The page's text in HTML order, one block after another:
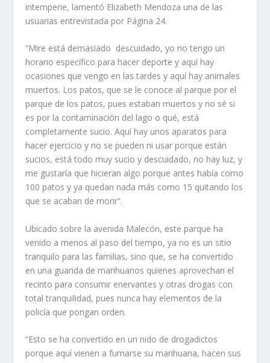
intemperie, lamentó Elizabeth Mendoza una de las
usuarias entrevistada por Página 24.
“Mire está demasiado descuidado, yo no tengo un
horario específico para hacer deporte y aquí hay
ocasiones que vengo en las tardes y aquí hay animales
muertos. Los patos, que se le conoce al parque por el
parque de los patos, pues estaban muertos y no sé si
es por la contaminación del lago o qué, está
completamente sucio. Aquí hay unos aparatos para
hacer ejercicio y no se pueden ni usar porque están
sucios, está todo muy sucio y descuidado, no hay luz, y
me gustaría que hicieran algo porque antes había como
100 patos y ya quedan nada más como 15 quitando los
que se acaban de morir”.
Ubicado sobre la avenida Malecón, este parque ha
venido a menos al paso del tiempo, ya no es un sitio
tranquilo para las familias, sino que, se ha convertido
en una guarida de marihuanos quienes aprovechan el
recinto para consumir enervantes y otras drogas con
total tranquilidad, pues nunca hay elementos de la
policía que pongan orden.
“Esto se ha convertido en un nido de drogadictos
porque aquí vienen a fumarse su marihuana, hacen sus